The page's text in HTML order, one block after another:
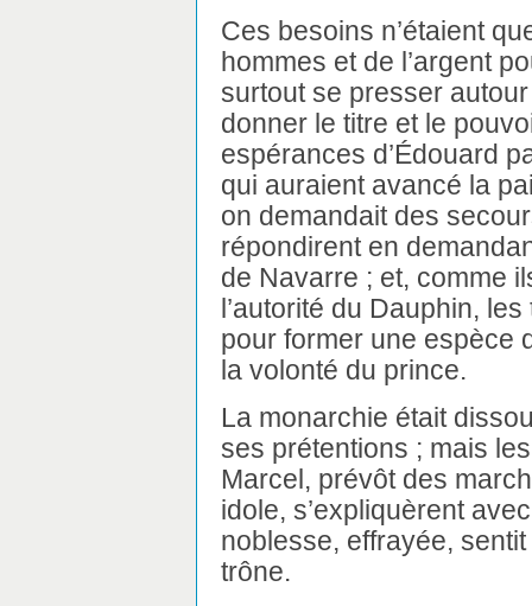
Ces besoins n’étaient
hommes et de l’argent
surtout se presser
donner le titre et le
espérances d’Édouard
qui auraient avancé la
on demandait des
répondirent en
de Navarre ; et, comme
l’autorité du Dauphin,
pour former une espèce
la volonté du prince.
La monarchie était
ses prétentions ; mais
Marcel, prévôt des
idole, s’expliquèrent
noblesse, effrayée,
trône.